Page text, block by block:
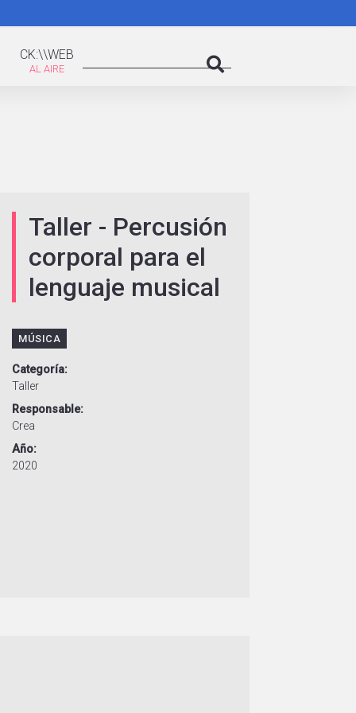
CK:\\WEB
Taller - Percusión
corporal para el
lenguaje musical
MÚSICA
Categoría
Taller
Responsable
Crea
Año
2020